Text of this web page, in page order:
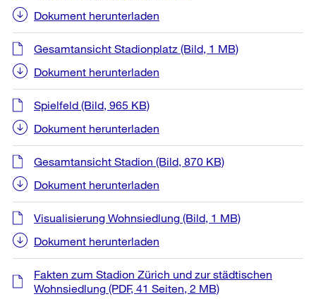
Dokument herunterladen
Gesamtansicht Stadionplatz (Bild, 1 MB)
Dokument herunterladen
Spielfeld (Bild, 965 KB)
Dokument herunterladen
Gesamtansicht Stadion (Bild, 870 KB)
Dokument herunterladen
Visualisierung Wohnsiedlung (Bild, 1 MB)
Dokument herunterladen
Fakten zum Stadion Zürich und zur städtischen
Wohnsiedlung (PDF, 41 Seiten, 2 MB)